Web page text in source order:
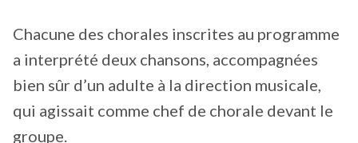
Chacune des chorales inscrites au programme
a interprété deux chansons, accompagnées
bien sûr d’un adulte à la direction musicale,
qui agissait comme chef de chorale devant le
groupe.